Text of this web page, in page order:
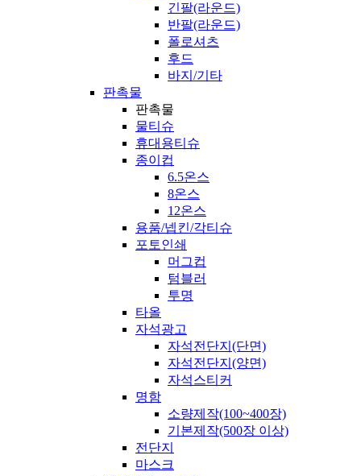
긴팔(라운드)
반팔(라운드)
폴로셔츠
후드
바지/기타
판촉물
판촉물
물티슈
휴대용티슈
종이컵
6.5온스
8온스
12온스
용품/넵킨/각티슈
포토인쇄
머그컵
텀블러
투명
타올
자석광고
자석전단지(단면)
자석전단지(양면)
자석스티커
명함
소량제작(100~400장)
기본제작(500장 이상)
전단지
마스크